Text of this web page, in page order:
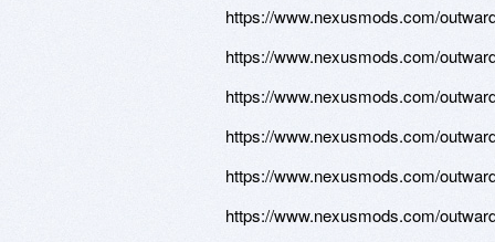
https://www.nexusmods.com/
https://www.nexusmods.com/
https://www.nexusmods.com/
https://www.nexusmods.com/
https://www.nexusmods.com/
https://www.nexusmods.com/